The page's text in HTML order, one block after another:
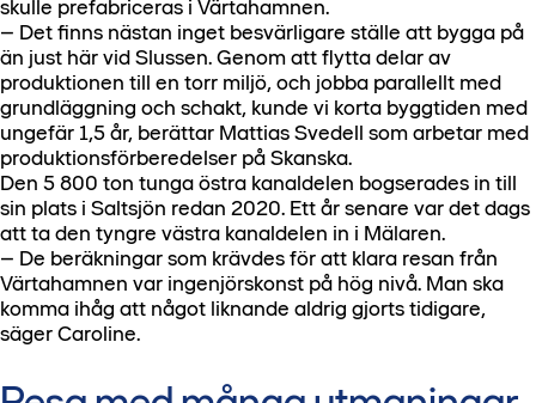
skulle prefabriceras i Värtahamnen.
– Det finns nästan inget besvärligare ställe att bygga på
än just här vid Slussen. Genom att flytta delar av
produktionen till en torr miljö, och jobba parallellt med
grundläggning och schakt, kunde vi korta byggtiden med
ungefär 1,5 år, berättar Mattias Svedell som arbetar med
produktionsförberedelser på Skanska.
Den 5 800 ton tunga östra kanaldelen bogserades in till
sin plats i Saltsjön redan 2020. Ett år senare var det dags
att ta den tyngre västra kanaldelen in i Mälaren.
– De beräkningar som krävdes för att klara resan från
Värtahamnen var ingenjörskonst på hög nivå. Man ska
komma ihåg att något liknande aldrig gjorts tidigare,
säger Caroline.